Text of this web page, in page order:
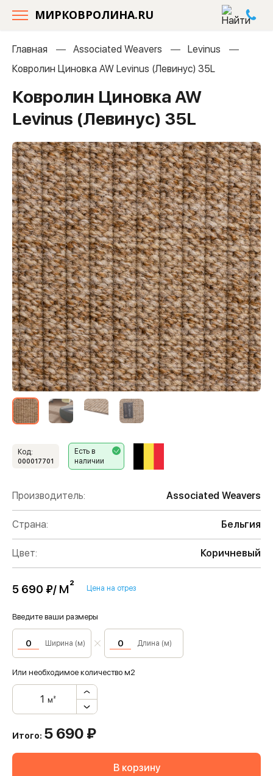
МИРКОВРОЛИНА.RU
Главная Associated Weavers
Levinus
Ковролин Циновка AW Levinus (Левинус) 35L
Ковролин Циновка AW
Levinus (Левинус) 35L
Код:
000017701
Есть в
наличии
Производитель: Associated Weavers
Страна: Бельгия
Цвет: Коричневый
5 690 ₽/ м² Цена на отрез
Введите ваши размеры
Ширина (м) Длина (м)
Или необходимое количество м2
м²
Итого: 5 690 ₽
В корзину